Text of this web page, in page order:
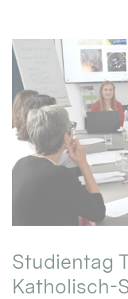
Studientag
Katholisch-